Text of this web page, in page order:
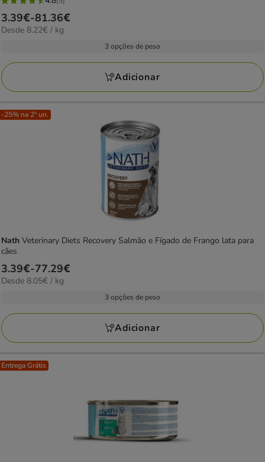
4.8
estrelas
com
avaliações
Preço
de
81.36€
3.39€-81.36€
8.22€
Desde 8.22€ / kg
3 opções de peso
Adicionar
-25% na 2ª un.
Nath Veterinary Diets Recovery Salmão e Fígado de Frango lata para
cães
Preço
de
77.29€
3.39€-77.29€
8.05€
Desde 8.05€ / kg
3 opções de peso
Adicionar
Entrega Grátis